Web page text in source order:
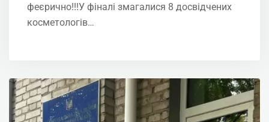
феєрично!!!У фіналі змагалися 8 досвідчених
косметологів…